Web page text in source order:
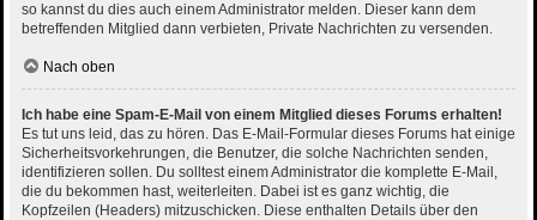
so kannst du dies auch einem Administrator melden. Dieser kann dem
betreffenden Mitglied dann verbieten, Private Nachrichten zu versenden.
Nach oben
Ich habe eine Spam-E-Mail von einem Mitglied dieses Forums erhalten!
Es tut uns leid, das zu hören. Das E-Mail-Formular dieses Forums hat einige
Sicherheitsvorkehrungen, die Benutzer, die solche Nachrichten senden,
identifizieren sollen. Du solltest einem Administrator die komplette E-Mail,
die du bekommen hast, weiterleiten. Dabei ist es ganz wichtig, die
Kopfzeilen (Headers) mitzuschicken. Diese enthalten Details über den